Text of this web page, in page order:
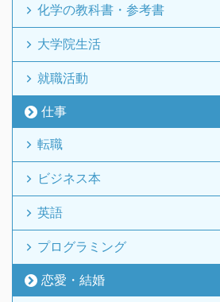
化学の教科書・参考書
大学院生活
就職活動
仕事
転職
ビジネス本
英語
プログラミング
恋愛・結婚